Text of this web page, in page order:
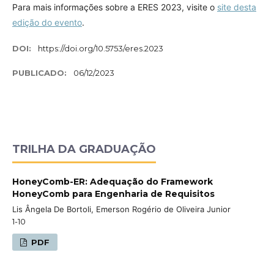
Para mais informações sobre a ERES 2023, visite o site desta
edição do evento.
DOI: https://doi.org/10.5753/eres.2023
PUBLICADO: 06/12/2023
TRILHA DA GRADUAÇÃO
HoneyComb-ER: Adequação do Framework
HoneyComb para Engenharia de Requisitos
Lis Ângela De Bortoli, Emerson Rogério de Oliveira Junior
1-10
PDF